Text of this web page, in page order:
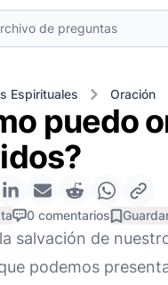
Espirituales Oración
puedo
0 comentarios
la salvación de
que podemos